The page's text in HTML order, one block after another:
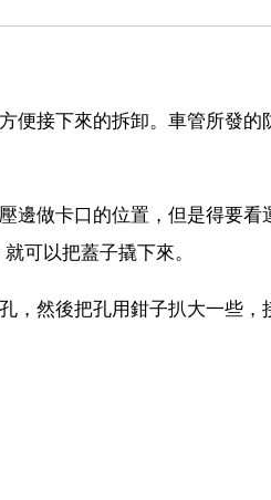
便接下來的拆卸。車管所發的
邊做卡口的位置，但是得要看
可以把蓋子撬下來。
，然後把孔用鉗子扒大一些，